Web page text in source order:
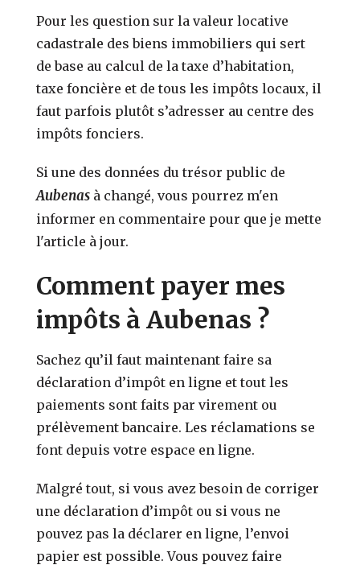
Pour les question sur la valeur locative
cadastrale des biens immobiliers qui sert
de base au calcul de la taxe d’habitation,
taxe foncière et de tous les impôts locaux, il
faut parfois plutôt s’adresser au centre des
impôts fonciers.
Si une des données du trésor public de
Aubenas à changé, vous pourrez m'en
informer en commentaire pour que je mette
l'article à jour.
Comment payer mes
impôts à Aubenas ?
Sachez qu’il faut maintenant faire sa
déclaration d’impôt en ligne et tout les
paiements sont faits par virement ou
prélèvement bancaire. Les réclamations se
font depuis votre espace en ligne.
Malgré tout, si vous avez besoin de corriger
une déclaration d’impôt ou si vous ne
pouvez pas la déclarer en ligne, l’envoi
papier est possible. Vous pouvez faire